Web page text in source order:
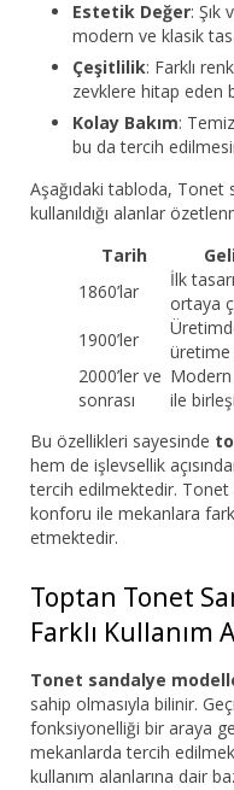
Estetik Değer:
modern ve klasik
Çeşitlilik: Farklı
zevklere hitap eden
Kolay Bakım:
bu da tercih
Aşağıdaki tabloda, Tonet
kullanıldığı alanlar
Tarih
1860’lar
İlk
ortaya
1900’ler
üretime
2000’ler ve
sonrası
Modern
ile
Bu özellikleri sayesinde
hem de işlevsellik
tercih edilmektedir. Tonet
konforu ile mekanlara
etmektedir.
Toptan Tonet
Farklı Kullanım
Tonet sandalye
sahip olmasıyla bilinir.
fonksiyonelliği bir araya
mekanlarda tercih
kullanım alanlarına dair